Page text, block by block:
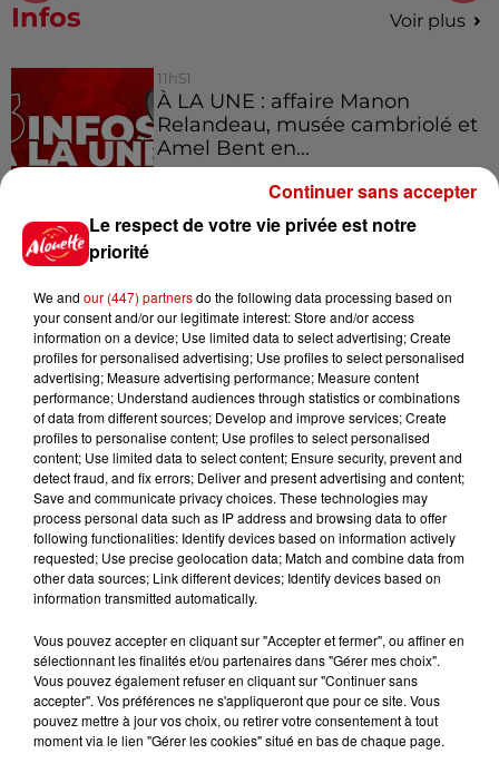
Infos Voir plus
11h51
À LA UNE : affaire Manon
Relandeau, musée cambriolé et
Amel Bent en...
11h18
l’intervention...
10h31
Corrèze : le Musée Jacques
Chirac cambriolé pour la
troisième fois...
10h23
Amel Bent en concert gratuit
dans l’Ouest
Jeux Voir plus
Le respect de votre vie privée est notre
priorité
We and our (447) partnersdo the following data processing based on
your consent and/or our legitimate interest: Store and/or access
information on a device; Use limited data to select advertising; Create
profiles for personalised advertising; Use profiles to select personalised
advertising; Measure advertising performance; Measure content
performance; Understand audiences through statistics or combinations
of data from different sources; Develop and improve services; Create
profiles to personalise content; Use profiles to select personalised
content; Use limited data to select content; Ensure security, prevent and
detect fraud, and fix errors; Deliver and present advertising and content;
Save and communicate privacy choices. These technologies may
process personal data such as IP address and browsing data to offer
following functionalities: Identify devices based on information actively
requested; Use precise geolocation data; Match and combine data from
other data sources; Link different devices; Identify devices based on
information transmitted automatically.
Vous pouvez accepter en cliquant sur "Accepter et fermer", ou affiner en
sélectionnant les finalités et/ou partenaires dans "Gérer mes choix".
Vous pouvez également refuser en cliquant sur "Continuer sans
accepter". Vos préférences ne s'appliqueront que pour ce site. Vous
pouvez mettre à jour vos choix, ou retirer votre consentement à tout
moment via le lien "Gérer les cookies" situé en bas de chaque page.
Continuer sans accepter